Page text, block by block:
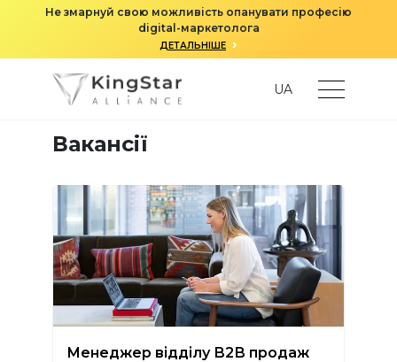
Не змарнуй свою можливість опанувати професію
digital-маркетолога
ДЕТАЛЬНІШЕ ›
UA
Вакансії
Менеджер відділу В2В продаж